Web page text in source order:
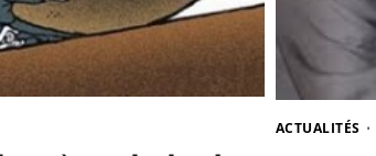
ACTUALITÉS